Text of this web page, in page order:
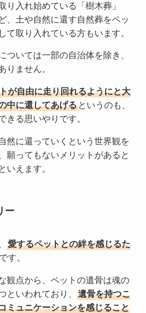
り入れ始めている「樹木葬」
、土や自然に還す自然葬をペッ
て取り入れている方もいます。
ついては一部の自治体を除き、
りません。
が自由に走り回れるようにと大
中に還してあげるというのも、
きる思いやりです。
然に還っていくという世界観を
願ってもないメリットがあると
いえます。
ー
愛するペットとの絆を感じるた
す。
観点から、ペットの遺骨は魂の
といわれており、 遺骨を持つこ
ミュニケーションを感じること